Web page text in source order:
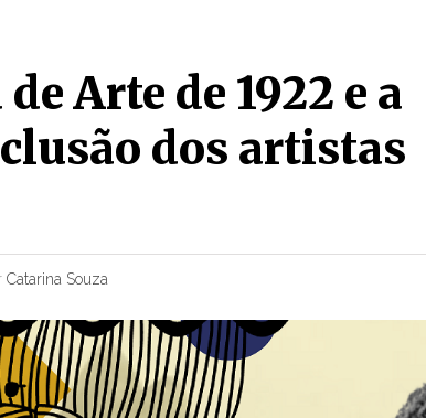
Arte de 1922 e a
dos artistas
Catarina Souza